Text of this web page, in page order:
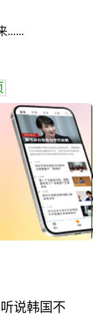
......
说韩国不